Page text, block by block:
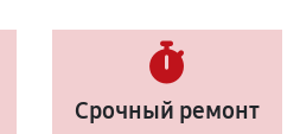
Срочный ремонт